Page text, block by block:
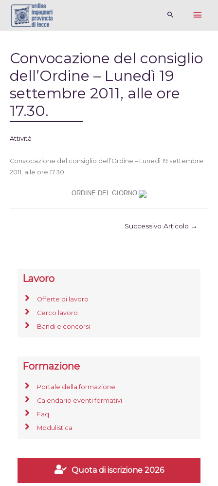
Convocazione del consiglio
dell’Ordine – Lunedì 19
settembre 2011, alle ore
17.30.
Attività
Convocazione del consiglio dell’Ordine – Lunedì 19 settembre
2011, alle ore 17.30.
ORDINE DEL GIORNO
Successivo Articolo →
Lavoro
Offerte di lavoro
Cerco lavoro
Bandi e concorsi
Formazione
Portale della formazione
Calendario eventi formativi
Faq
Modulistica
Quota di iscrizione 2026